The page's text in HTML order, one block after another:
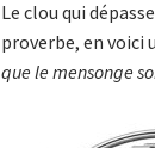
Le clou qui
proverbe, en voici
que le mensonge